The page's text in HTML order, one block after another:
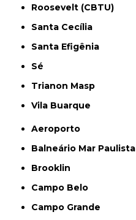
Roosevelt (CBTU)
Santa Cecília
Santa Efigênia
Sé
Trianon Masp
Vila Buarque
Aeroporto
Balneário Mar Paulista
Brooklin
Campo Belo
Campo Grande